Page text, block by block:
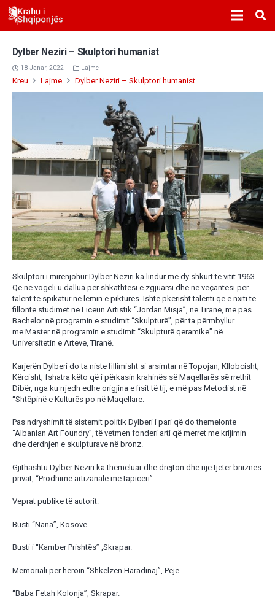
Dylber Neziri – Skulptori humanist
18 Janar, 2022 Lajme
Kreu Lajme Dylber Neziri – Skulptori humanist
Skulptori i mirënjohur Dylber Neziri ka lindur më dy shkurt të vitit 1963.
Që në vogëli u dallua për shkathtësi e zgjuarsi dhe në veçantësi për
talent të spikatur në lëmin e pikturës. Ishte pkërisht talenti që e nxiti të
fillonte studimet në Liceun Artistik “Jordan Misja”, në Tiranë, më pas
Bachelor në programin e studimit “Skulpturë”, për ta përmbyllur
me Master në programin e studimit “Skulpturë qeramike” në
Universitetin e Arteve, Tiranë.
Karjerën Dylberi do ta niste fillimisht si arsimtar në Topojan, Kllobcisht,
Kërcisht; fshatra këto që i përkasin krahinës së Maqellarës së rrethit
Dibër, nga ku rrjedh edhe origjina e fisit të tij, e më pas Metodist në
“Shtëpinë e Kulturës po në Maqellare.
Pas ndryshimit të sistemit politik Dylberi i pari që do themelonte
“Albanian Art Foundry”, të vetmen fonderi arti që merret me krijimin
dhe derdhjen e skulpturave në bronz.
Gjithashtu Dylber Neziri ka themeluar dhe drejton dhe një tjetër bniznes
privat, “Prodhime artizanale me tapiceri”.
Veprat publike të autorit:
Busti “Nana”, Kosovë.
Busti i “Kamber Prishtës” ,Skrapar.
Memoriali për heroin “Shkëlzen Haradinaj”, Pejë.
“Baba Fetah Kolonja”, Skrapar.